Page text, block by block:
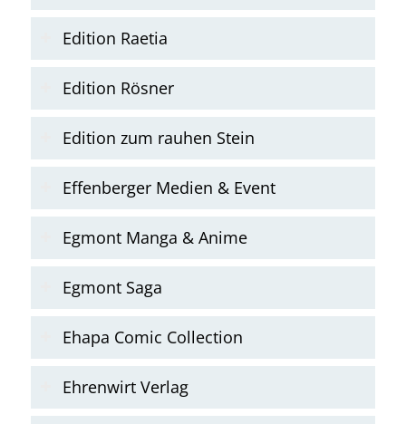
Edition Raetia
Edition Rösner
Edition zum rauhen Stein
Effenberger Medien & Event
Egmont Manga & Anime
Egmont Saga
Ehapa Comic Collection
Ehrenwirt Verlag